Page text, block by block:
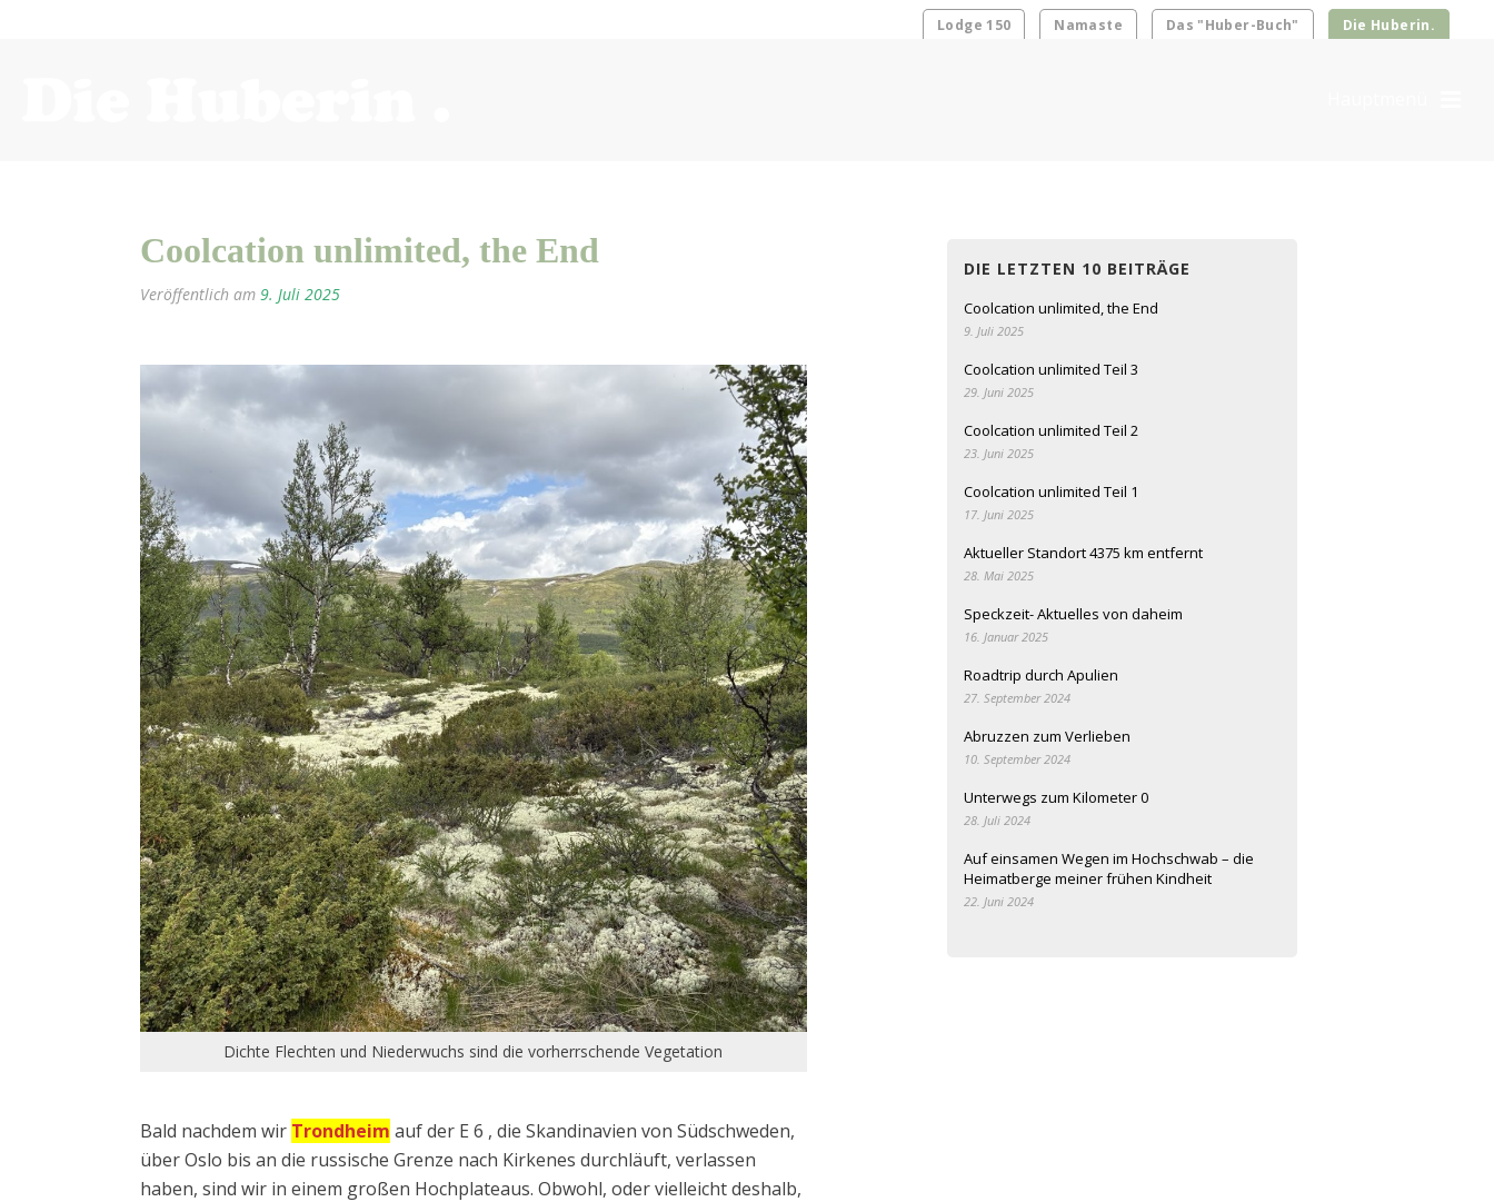
Lodge 150 Namaste Das "Huber-Buch" Die Huberin.
Coolcation unlimited, the End
Veröffentlich am 9. Juli 2025
Dichte Flechten und Niederwuchs sind die vorherrschende Vegetation
Bald nachdem wir Trondheim auf der E 6 , die Skandinavien von Südschweden,
über Oslo bis an die russische Grenze nach Kirkenes durchläuft, verlassen
haben, sind wir in einem großen Hochplateaus. Obwohl, oder vielleicht deshalb,
DIE LETZTEN 10 BEITRÄGE
Coolcation unlimited, the End
9. Juli 2025
Coolcation unlimited Teil 3
29. Juni 2025
Coolcation unlimited Teil 2
23. Juni 2025
Coolcation unlimited Teil 1
17. Juni 2025
Aktueller Standort 4375 km entfernt
28. Mai 2025
Speckzeit- Aktuelles von daheim
16. Januar 2025
Roadtrip durch Apulien
27. September 2024
Abruzzen zum Verlieben
10. September 2024
Unterwegs zum Kilometer 0
28. Juli 2024
Auf einsamen Wegen im Hochschwab – die
Heimatberge meiner frühen Kindheit
22. Juni 2024